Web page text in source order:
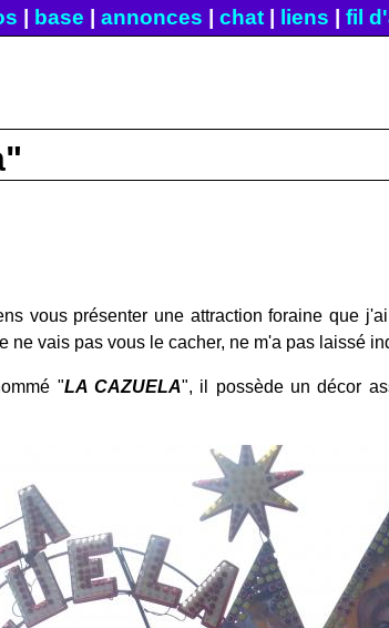
base annonces chat| liens fil
vous présenter une attraction foraine que
ne vais pas vous le cacher, ne m'a pas laissé
"LA CAZUELA", il possède un décor